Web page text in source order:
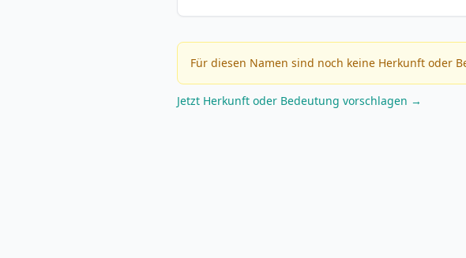
Für diesen Namen sind noch keine Herkunft oder
Jetzt Herkunft oder Bedeutung vorschlagen →